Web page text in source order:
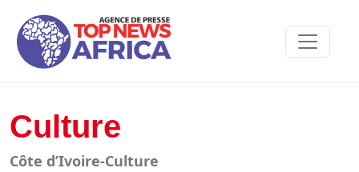
Culture
Côte d’Ivoire-Culture